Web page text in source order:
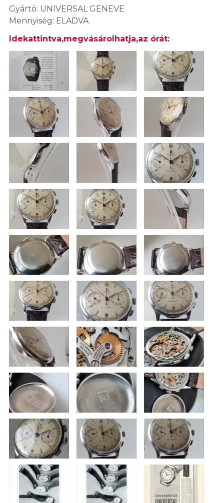
Gyártó: UNIVERSAL GENEVE
Mennyiség: ELADVA
Idekattintva,megvásárolhatja,az órát: